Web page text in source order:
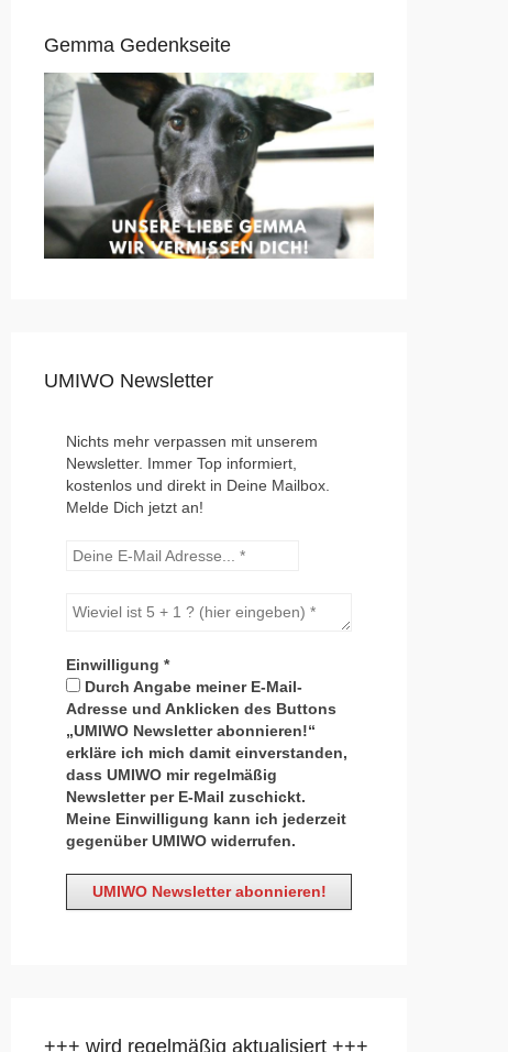
Gemma Gedenkseite
UMIWO Newsletter
Nichts mehr verpassen mit unserem
Newsletter. Immer Top informiert,
kostenlos und direkt in Deine Mailbox.
Melde Dich jetzt an!
Einwilligung *
Durch Angabe meiner E-Mail-
Adresse und Anklicken des Buttons
„UMIWO Newsletter abonnieren!“
erkläre ich mich damit einverstanden,
dass UMIWO mir regelmäßig
Newsletter per E-Mail zuschickt.
Meine Einwilligung kann ich jederzeit
gegenüber UMIWO widerrufen.
+++ wird regelmäßig aktualisiert +++